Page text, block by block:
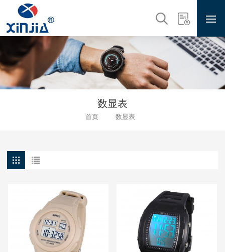
数显表
首页 数显表